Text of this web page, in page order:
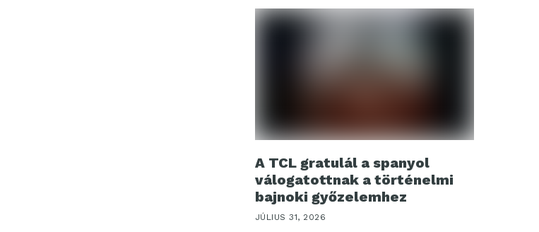
A TCL gratulál a spanyol
válogatottnak a történelmi
bajnoki győzelemhez
JÚLIUS 31, 2026